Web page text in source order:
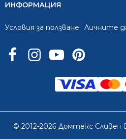
ИНФОРМАЦИЯ
Условия за ползване Личните
© 2012-2026 Домтекс Сливен